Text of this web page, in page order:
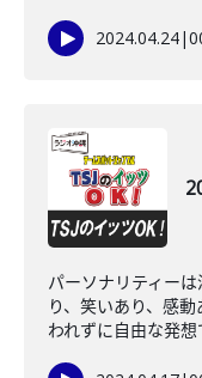
2024.04.24|
パーソナリティー
り、笑いあり、感
われずに自由な発